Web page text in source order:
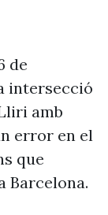
de
intersecció
amb
error en el
que
Barcelona.